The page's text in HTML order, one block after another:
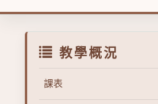
教學概況
課表